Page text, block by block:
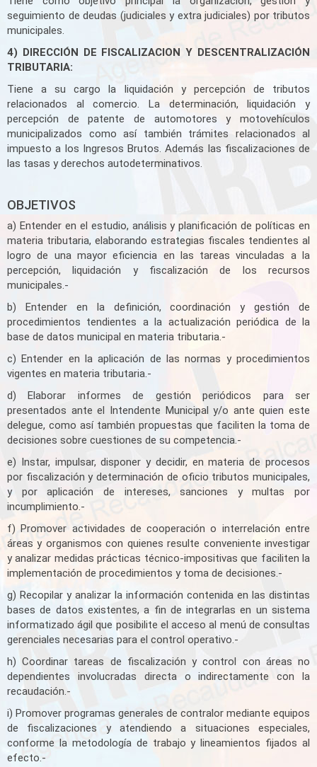
seguimiento de deudas (judiciales y extra judiciales) por tributos
municipales.
4) DIRECCIÓN DE FISCALIZACION Y DESCENTRALIZACIÓN
TRIBUTARIA:
Tiene a su cargo la liquidación y percepción de tributos
relacionados al comercio. La determinación, liquidación y
percepción de patente de automotores y motovehículos
municipalizados como así también trámites relacionados al
impuesto a los Ingresos Brutos. Además las fiscalizaciones de
las tasas y derechos autodeterminativos.
OBJETIVOS
a) Entender en el estudio, análisis y planificación de políticas en
materia tributaria, elaborando estrategias fiscales tendientes al
logro de una mayor eficiencia en las tareas vinculadas a la
percepción, liquidación y fiscalización de los recursos
municipales.-
b) Entender en la definición, coordinación y gestión de
procedimientos tendientes a la actualización periódica de la
base de datos municipal en materia tributaria.-
c) Entender en la aplicación de las normas y procedimientos
vigentes en materia tributaria.-
d) Elaborar informes de gestión periódicos para ser
presentados ante el Intendente Municipal y/o ante quien este
delegue, como así también propuestas que faciliten la toma de
decisiones sobre cuestiones de su competencia.-
e) Instar, impulsar, disponer y decidir, en materia de procesos
por fiscalización y determinación de oficio tributos municipales,
y por aplicación de intereses, sanciones y multas por
incumplimiento.-
f) Promover actividades de cooperación o interrelación entre
áreas y organismos con quienes resulte conveniente investigar
y analizar medidas prácticas técnico-impositivas que faciliten la
implementación de procedimientos y toma de decisiones.-
g) Recopilar y analizar la información contenida en las distintas
bases de datos existentes, a fin de integrarlas en un sistema
informatizado ágil que posibilite el acceso al menú de consultas
gerenciales necesarias para el control operativo.-
h) Coordinar tareas de fiscalización y control con áreas no
dependientes involucradas directa o indirectamente con la
recaudación.-
i) Promover programas generales de contralor mediante equipos
de fiscalizaciones y atendiendo a situaciones especiales,
conforme la metodología de trabajo y lineamientos fijados al
efecto.-